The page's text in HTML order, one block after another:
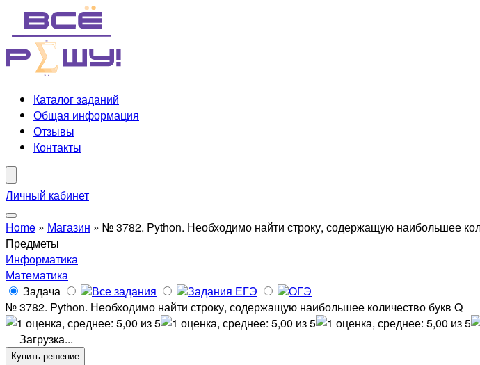
Каталог заданий
Общая информация
Отзывы
Контакты
Личный кабинет
Home » Магазин » № 3782. Python. Необходимо найти строку, содержащую наибольшее
Предметы
Информатика
Математика
Задача
Все задания Задания ЕГЭ
ОГЭ
№ 3782. Python. Необходимо найти строку, содержащую наибольшее количество букв Q
Загрузка...
Купить решение